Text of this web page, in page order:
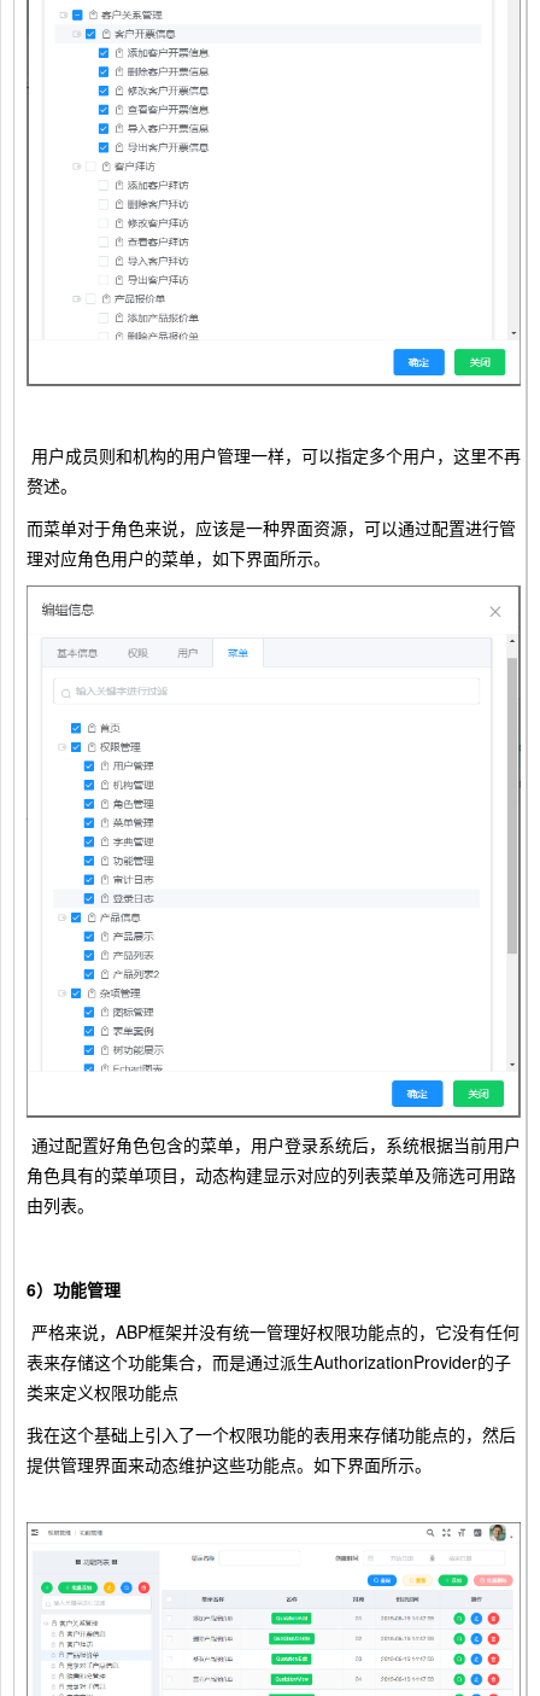
用户成员则和机构的用户管理一样，可以指定多个用户，这里不再
赘述。
而菜单对于角色来说，应该是一种界面资源，可以通过配置进行管
理对应角色用户的菜单，如下界面所示。
通过配置好角色包含的菜单，用户登录系统后，系统根据当前用户
角色具有的菜单项目，动态构建显示对应的列表菜单及筛选可用路
由列表。
6）功能管理
严格来说，ABP框架并没有统一管理好权限功能点的，它没有任何
表来存储这个功能集合，而是通过派生AuthorizationProvider的子
类来定义权限功能点
我在这个基础上引入了一个权限功能的表用来存储功能点的，然后
提供管理界面来动态维护这些功能点。如下界面所示。